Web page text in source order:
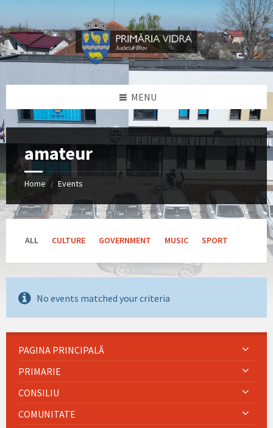
content
left
sidebar
right
sidebar
footer
MENU
amateur
Home / Events
ALL CULTURE GOVERNMENT MUSIC SPORT
No events matched your criteria
PAGINA PRINCIPALĂ
PRIMARIE
CONSILIU
COMUNITATE